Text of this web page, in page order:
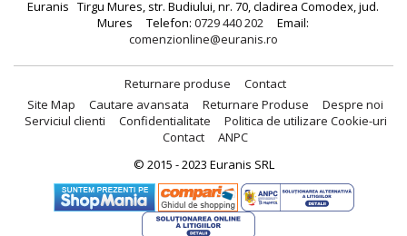
Euranis Tirgu Mures, str. Budiului, nr. 70, cladirea Comodex, jud.
Mures
Telefon:0729 440 202
Email:
comenzionline@euranis.ro
Returnare produse
Contact
Site Map
Cautare avansata Returnare Produse
Despre noi
Serviciul clienti
Confidentialitate
Politica de utilizare Cookie-uri
Contact
ANPC
© 2015 - 2023 Euranis SRL